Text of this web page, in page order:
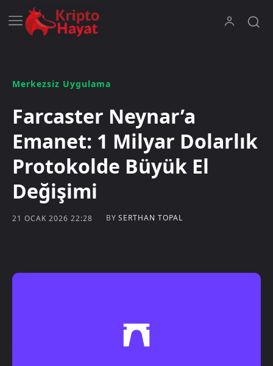
Merkezsiz Uygulama
Farcaster Neynar’a
Emanet: 1 Milyar Dolarlık
Protokolde Büyük El
Değişimi
21 OCAK 2026 22:28 BY SERTHAN TOPAL